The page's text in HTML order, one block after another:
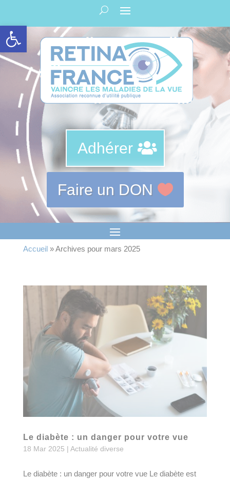
Panneau de gestion des cookies
Ouvrir la barre d’outils
Adhérer
Faire un DON
Accueil»Archives pour mars 2025
Le diabète : un danger pour votre vue
18 Mar 2025 | Actualité diverse
Le diabète : un danger pour votre vue Le diabète est